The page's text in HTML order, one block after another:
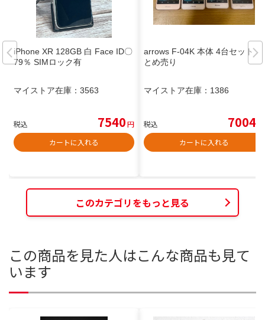
iPhone XR 128GB 白 Face ID〇
79％ SIMロック有
マイストア在庫： 3563
税込 7540円
カートに入れる
arrows F-04K 本体 4台セット ま
とめ売り
マイストア在庫： 1386
税込 7004
カートに入れる
このカテゴリをもっと見る
この商品を見た人はこんな商品も見て
います